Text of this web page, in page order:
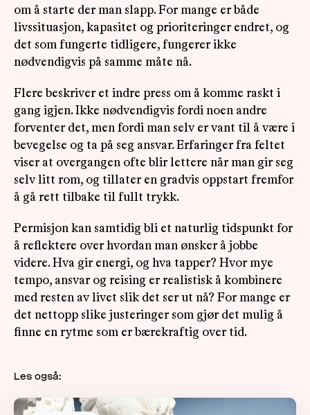
om å starte der man slapp. For mange er både
livssituasjon, kapasitet og prioriteringer endret, og
det som fungerte tidligere, fungerer ikke
nødvendigvis på samme måte nå.
Flere beskriver et indre press om å komme raskt i
gang igjen. Ikke nødvendigvis fordi noen andre
forventer det, men fordi man selv er vant til å være i
bevegelse og ta på seg ansvar. Erfaringer fra feltet
viser at overgangen ofte blir lettere når man gir seg
selv litt rom, og tillater en gradvis oppstart fremfor
å gå rett tilbake til fullt trykk.
Permisjon kan samtidig bli et naturlig tidspunkt for
å reflektere over hvordan man ønsker å jobbe
videre. Hva gir energi, og hva tapper? Hvor mye
tempo, ansvar og reising er realistisk å kombinere
med resten av livet slik det ser ut nå? For mange er
det nettopp slike justeringer som gjør det mulig å
finne en rytme som er bærekraftig over tid.
Les også: